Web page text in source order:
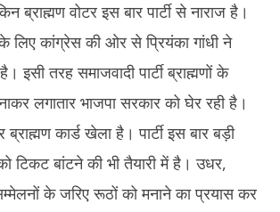
ब्राह्मण वोटर इस बार पार्टी से नाराज है।
लिए कांग्रेस की ओर से प्रियंका गांधी ने
इसी तरह समाजवादी पार्टी ब्राह्मणों के
लगातार भाजपा सरकार को घेर रही है।
कार्ड खेला है। पार्टी इस बार बड़ी
टिकट बांटने की भी तैयारी में है। उधर,
के जरिए रूठों को मनाने का प्रयास कर